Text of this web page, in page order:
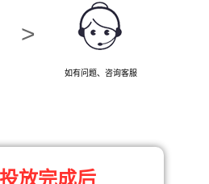
>
如有问题、咨询客服
放完成后